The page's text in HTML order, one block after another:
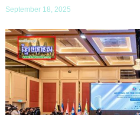
September 18, 2025